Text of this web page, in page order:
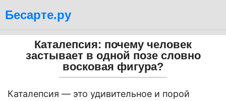
Бесарте.ру
Каталепсия: почему человек
застывает в одной позе словно
восковая фигура?
Каталепсия — это удивительное и порой